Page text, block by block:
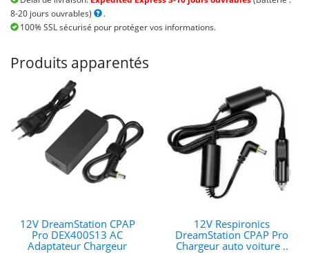
8-20 jours ouvrables)
.
100% SSL sécurisé pour protéger vos informations.
Produits apparentés
12V DreamStation CPAP
Pro DEX400S13 AC
Adaptateur Chargeur
12V Respironics
DreamStation CPAP Pro
Chargeur auto voiture ..